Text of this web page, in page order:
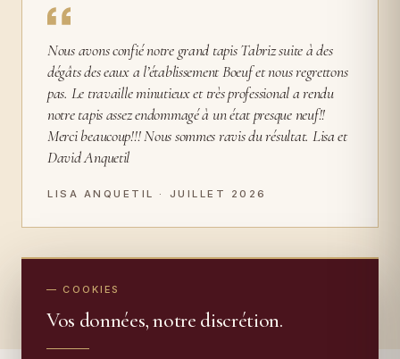
Nous avons confié notre grand tapis Tabriz suite à des
dégâts des eaux a l’établissement Boeuf et nous regrettons
pas. Le travaille minutieux et très professional a rendu
notre tapis assez endommagé à un état presque neuf!!
Merci beaucoup!!! Nous sommes ravis du résultat. Lisa et
David Anquetil
LISA ANQUETIL · JUILLET 2026
— COOKIES
Vos données, notre discrétion.